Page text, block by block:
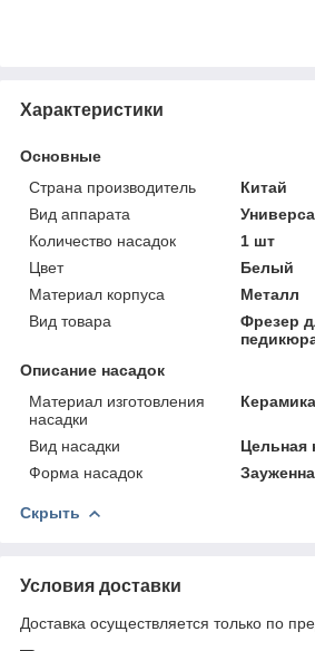
Характеристики
Основные
Страна производитель
Китай
Вид аппарата
Количество насадок
1 шт
Цвет
Белый
Материал корпуса
Металл
Вид товара
Фрезер
Описание насадок
Материал изготовления
насадки
Керамика
Вид насадки
Цельная
Форма насадок
Скрыть
Условия доставки
Доставка осуществляется только по